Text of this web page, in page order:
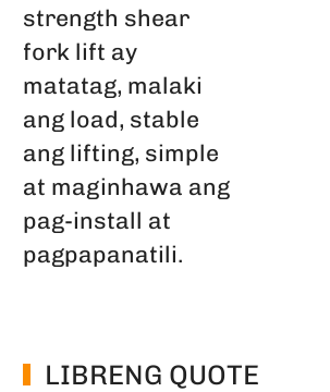
strength shear
fork lift ay
matatag, malaki
ang load, stable
ang lifting, simple
at maginhawa ang
pag-install at
pagpapanatili.
LIBRENG QUOTE